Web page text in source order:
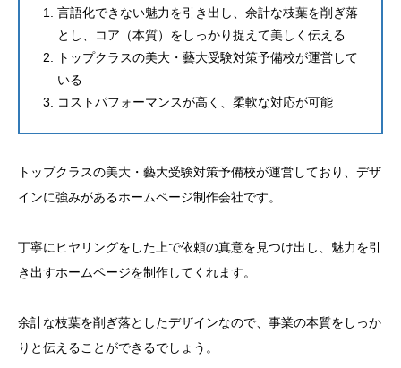
言語化できない魅力を引き出し、余計な枝葉を削ぎ落
とし、コア（本質）をしっかり捉えて美しく伝える
トップクラスの美大・藝大受験対策予備校が運営して
いる
コストパフォーマンスが高く、柔軟な対応が可能
トップクラスの美大・藝大受験対策予備校が運営しており、デザ
インに強みがあるホームページ制作会社です。
丁寧にヒヤリングをした上で依頼の真意を見つけ出し、魅力を引
き出すホームページを制作してくれます。
余計な枝葉を削ぎ落としたデザインなので、事業の本質をしっか
りと伝えることができるでしょう。